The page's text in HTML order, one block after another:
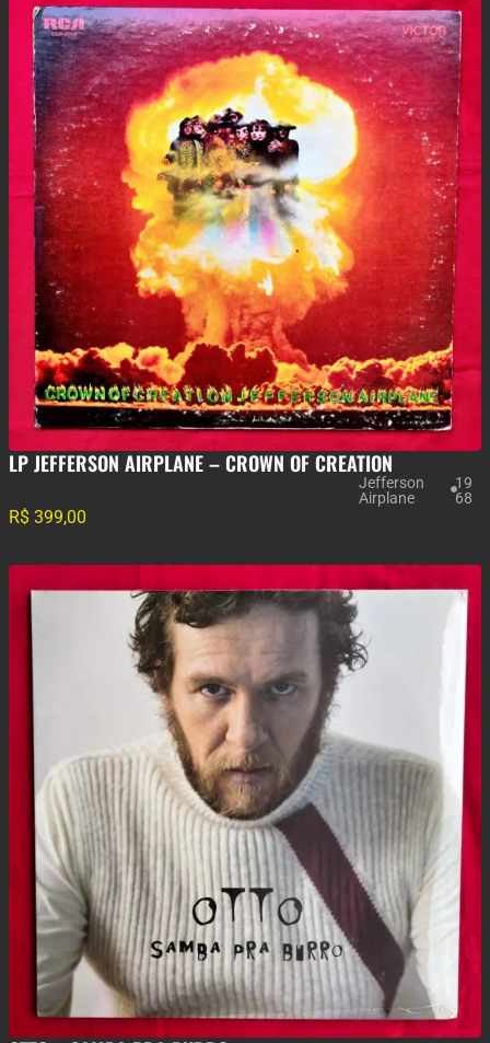
LP JEFFERSON AIRPLANE – CROWN OF CREATION
Jefferson
Airplane
19
68
R$ 399,00